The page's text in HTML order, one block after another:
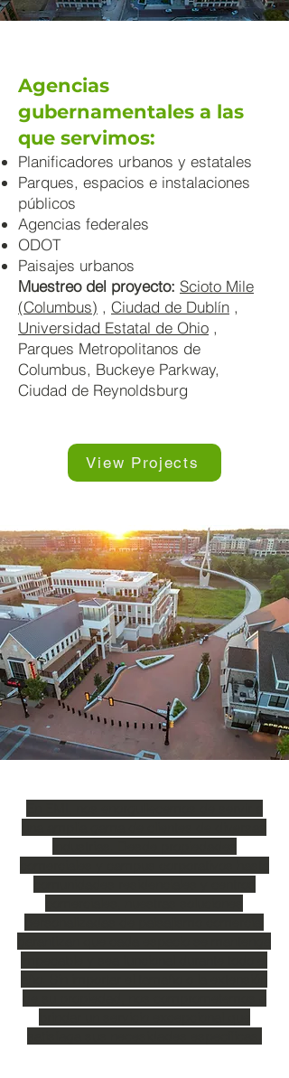
Agencias
gubernamentales a las
que servimos:
Planificadores urbanos y estatales
Parques, espacios e instalaciones
públicos
Agencias federales
ODOT
Paisajes urbanos
Muestreo del proyecto: Scioto Mile
(Columbus) , Ciudad de Dublín ,
Universidad Estatal de Ohio ,
Parques Metropolitanos de
Columbus, Buckeye Parkway,
Ciudad de Reynoldsburg
View Projects